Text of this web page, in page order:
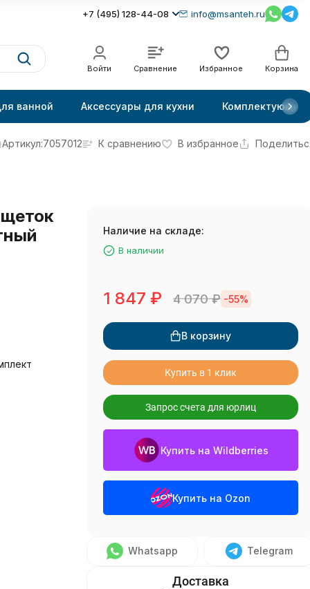
+7 (495) 128-44-08 info@msanteh.ru
Войти Сравнение Избранное Корзина
ванной Аксессуары для кухни Комплектующие
Артикул:7057012 К сравнению В избранное
Наличие на складе:
В наличии
1 847 ₽ 4 070₽ -55%
В корзину
Купить в 1 клик
Запрос счета для юрлиц
Купить на Wildberries
Купить на Ozon
Whatsapp Telegram